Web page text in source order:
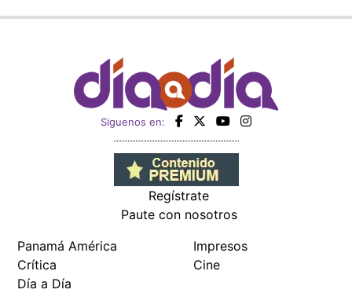
Siguenos en:
Regístrate
Paute con nosotros
Panamá América
Crítica
Día a Día
Impresos
Cine